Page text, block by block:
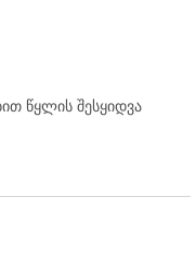
წყლის შესყიდვა